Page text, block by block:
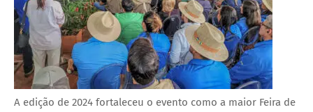
A edição de 2024 fortaleceu o evento como a maior Feira de